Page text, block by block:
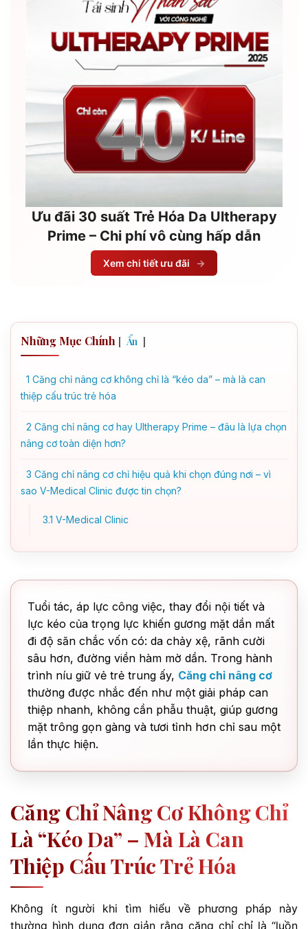
Ưu đãi 30 suất Trẻ Hóa Da Ultherapy
Prime – Chi phí vô cùng hấp dẫn
Xem chi tiết ưu đãi →
Những Mục Chính [ Ẩn ]
1 Căng chỉ nâng cơ không chỉ là “kéo da” – mà là can
thiệp cấu trúc trẻ hóa
2 Căng chỉ nâng cơ hay Ultherapy Prime – đâu là lựa chọn
nâng cơ toàn diện hơn?
3 Căng chỉ nâng cơ chỉ hiệu quả khi chọn đúng nơi – vì
sao V-Medical Clinic được tin chọn?
3.1 V-Medical Clinic
Tuổi tác, áp lực công việc, thay đổi nội tiết và
lực kéo của trọng lực khiến gương mặt dần mất
đi độ săn chắc vốn có: da chảy xệ, rãnh cười
sâu hơn, đường viền hàm mờ dần. Trong hành
trình níu giữ vẻ trẻ trung ấy, Căng chỉ nâng cơ
thường được nhắc đến như một giải pháp can
thiệp nhanh, không cần phẫu thuật, giúp gương
mặt trông gọn gàng và tươi tỉnh hơn chỉ sau một
lần thực hiện.
Căng Chỉ Nâng Cơ Không Chỉ
Là “kéo Da” – Mà Là Can
Thiệp Cấu Trúc Trẻ Hóa
Không ít người khi tìm hiểu về phương pháp này
thường hình dung đơn giản rằng căng chỉ chỉ là “luồn